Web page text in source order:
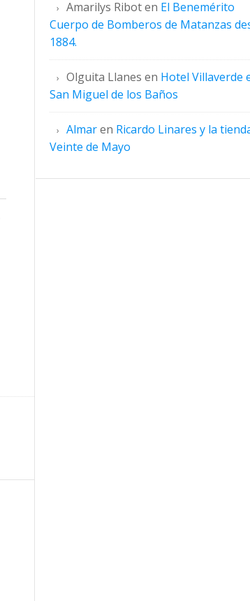
Amarilys Riboten El Benemérito
Cuerpo de Bomberos de Matanzas
1884.
Olguita Llanes en Hotel Villaverde
San Miguel de los Baños
Almaren Ricardo Linares y la
Veinte de Mayo